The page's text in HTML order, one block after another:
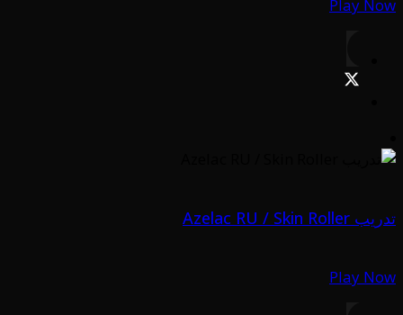
Play Now
تدريب Azelac RU / Skin Roller
Play Now